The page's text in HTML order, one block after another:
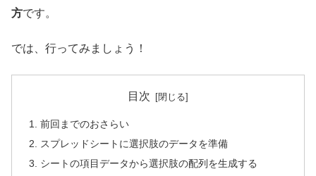
方です。
では、行ってみましょう！
目次
前回までのおさらい
スプレッドシートに選択肢のデータを準備
シートの項目データから選択肢の配列を生成する